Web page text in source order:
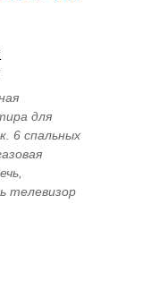
для
6 спальных
телевизор